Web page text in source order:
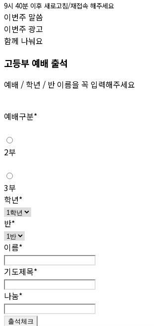
9시 40분 이후 새로고침/재접속 해주세요
이번주 말씀
이번주 광고
함께 나눠요
고등부 예배 출석
예배 / 학년 / 반 이름을 꼭 입력해주세요
예배구분*
2부
3부
학년*
반*
이름*
기도제목*
나눔*
출석체크